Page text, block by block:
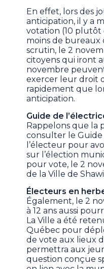
En effet, lors des
anticipation, il y a
votation (10 plutôt
moins de
scrutin, le 2
citoyens qui iront
novembre
exercer leur droit
rapidement que
anticipation.
Guide de
Rappelons que la
consulter le Guide
l’électeur pour
sur l’élection
pour vote, le 2
de la Ville de
Électeurs en
Également, le 2
à 12 ans aussi
La Ville a été
Québec pour
de vote aux lieux
permettra aux
question conçue